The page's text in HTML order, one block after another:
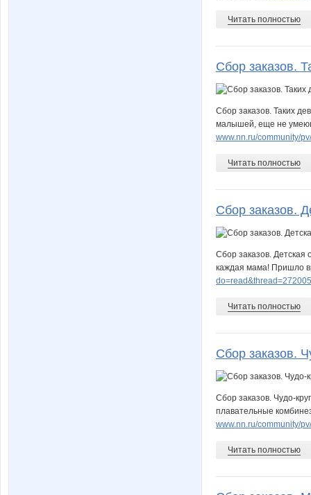
lana2066
moonl
smirole so-fisa
tusuy
Читать полностью
Сбор заказов.
Сбор заказов. Таких
малышей, еще не
www.nn.ru/community/
Читать полностью
Сбор заказов.
Сбор заказов. Детская
каждая мама! Пришло
Читать полностью
Сбор заказов.
Сбор заказов. Чудо-
плавательные
www.nn.ru/community/
Читать полностью